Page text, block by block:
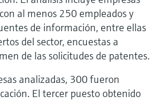
al menos 250 empleados y
de información, entre ellas
del sector, encuestas a
de las solicitudes de patentes.
analizadas, 300 fueron
El tercer puesto obtenido